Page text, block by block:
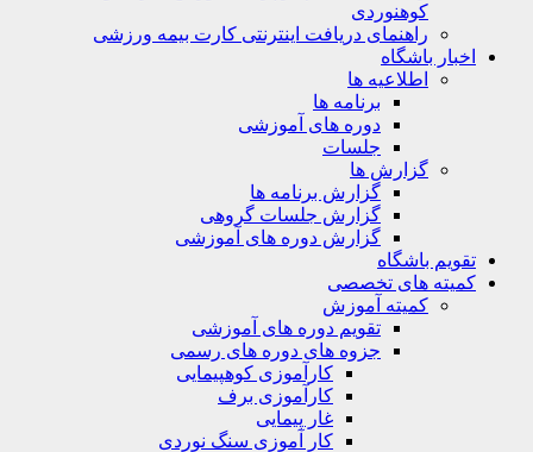
کوهنوردی
راهنمای دریافت اینترنتی کارت بیمه ورزشی
باشگاه
اطلاعیه ها
برنامه ها
دوره های آموزشی
جلسات
گزارش ها
گزارش برنامه ها
گزارش جلسات گروهی
گزارش دوره های آموزشی
باشگاه
های تخصصی
کمیته آموزش
تقویم دوره های آموزشی
جزوه های دوره های رسمی
کارآموزی کوهپیمایی
کارآموزی برف
غار پیمایی
کار آموزی سنگ نوردی